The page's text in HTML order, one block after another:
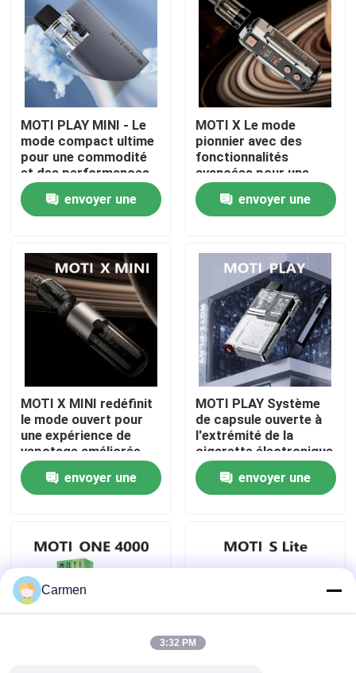
Aperçu
Produits
Vidéos
A propos de nous
Visite d'usine
Contrôle de la qualité
Demande de soumission
Vape à base de vozole
MOTI PLAY MINI - Le
mode compact ultime
pour une commodité
et des performances
de vapotage inégalées
envoyer une
MOTI X Le mode
pionnier avec des
fonctionnalités
avancées pour une
expérience de
vapotage inégalée
envoyer une
MOTI X MINI redéfinit
le mode ouvert pour
une expérience de
vapotage améliorée
envoyer une
MOTI PLAY Système
de capsule ouverte à
l'extrémité de la
cigarette électronique
avec une puissance de
30 W et un écran de
0,96 "
envoyer une
Carmen
3:32 PM